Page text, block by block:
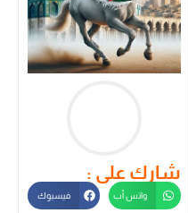
شارك على :
واتس أب فيسبوك